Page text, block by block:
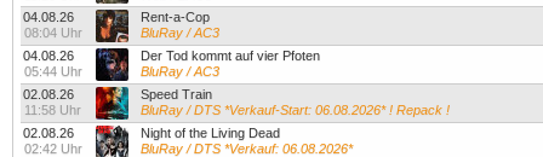
04.08.26
08:04 Uhr
Rent-a-Cop
BluRay / AC3
04.08.26
05:44 Uhr
Der Tod kommt auf vier Pfoten
BluRay / AC3
02.08.26
11:58 Uhr
Speed Train
BluRay / DTS *Verkauf-Start: 06.08.2026* ! Repack !
02.08.26
02:42 Uhr
Night of the Living Dead
BluRay / DTS *Verkauf: 06.08.2026*